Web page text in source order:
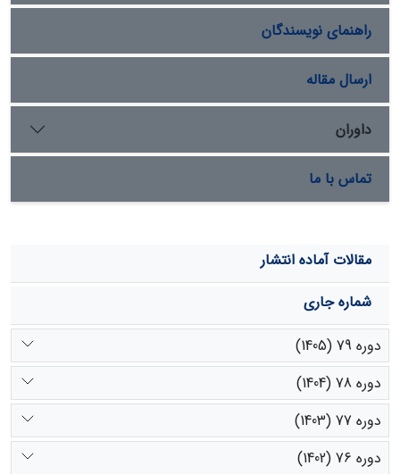
متوسط حدود 79/7 متر کاهش‌یافته است. این تغییرات
بوده است.
راهنمای نویسندگان
ارسال مقاله
داوران
تماس با ما
مقالات آماده انتشار
شماره جاری
دوره 79 (1405)
دوره 78 (1404)
دوره 77 (1403)
دوره 76 (1402)